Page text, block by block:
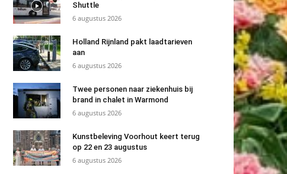
Shuttle
6 augustus 2026
Holland Rijnland pakt laadtarieven
aan
6 augustus 2026
Twee personen naar ziekenhuis bij
brand in chalet in Warmond
6 augustus 2026
Kunstbeleving Voorhout keert terug
op 22 en 23 augustus
6 augustus 2026